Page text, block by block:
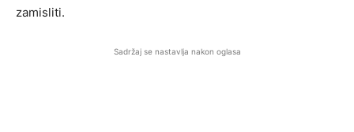
zamisliti.
Sadržaj se nastavlja nakon oglasa